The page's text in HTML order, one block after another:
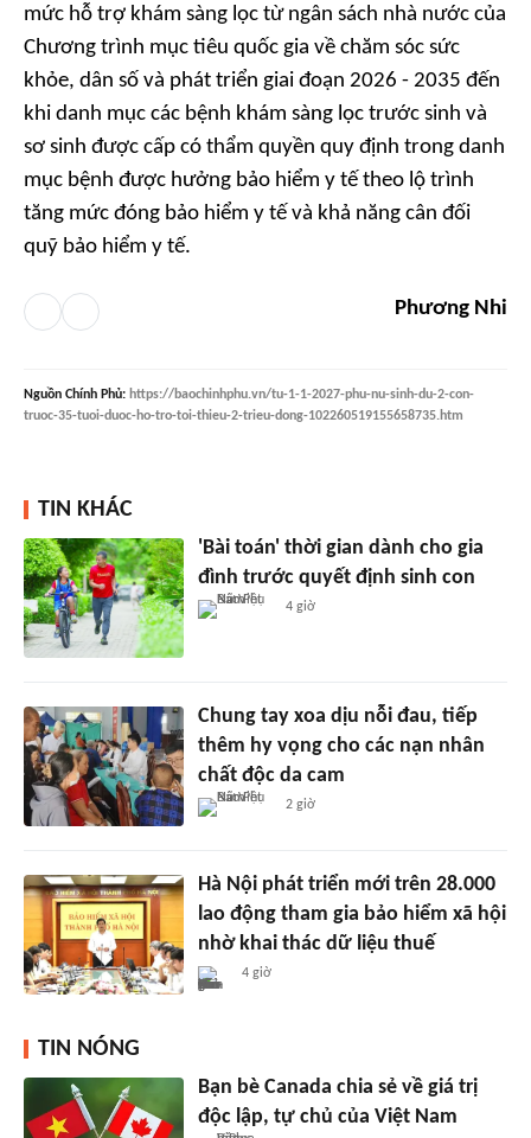
mức hỗ trợ khám sàng lọc từ ngân sách nhà nước của
Chương trình mục tiêu quốc gia về chăm sóc sức
khỏe, dân số và phát triển giai đoạn 2026 - 2035 đến
khi danh mục các bệnh khám sàng lọc trước sinh và
sơ sinh được cấp có thẩm quyền quy định trong danh
mục bệnh được hưởng bảo hiểm y tế theo lộ trình
tăng mức đóng bảo hiểm y tế và khả năng cân đối
quỹ bảo hiểm y tế.
Phương Nhi
Nguồn Chính Phủ: https://baochinhphu.vn/tu-1-1-2027-phu-nu-sinh-du-2-con-
truoc-35-tuoi-duoc-ho-tro-toi-thieu-2-trieu-dong-102260519155658735.htm
TIN KHÁC
'Bài toán' thời gian dành cho gia
đình trước quyết định sinh con
4 giờ
Chung tay xoa dịu nỗi đau, tiếp
thêm hy vọng cho các nạn nhân
chất độc da cam
2 giờ
Hà Nội phát triển mới trên 28.000
lao động tham gia bảo hiểm xã hội
nhờ khai thác dữ liệu thuế
4 giờ
TIN NÓNG
Bạn bè Canada chia sẻ về giá trị
độc lập, tự chủ của Việt Nam